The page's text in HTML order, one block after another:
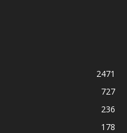
2471
727
236
178